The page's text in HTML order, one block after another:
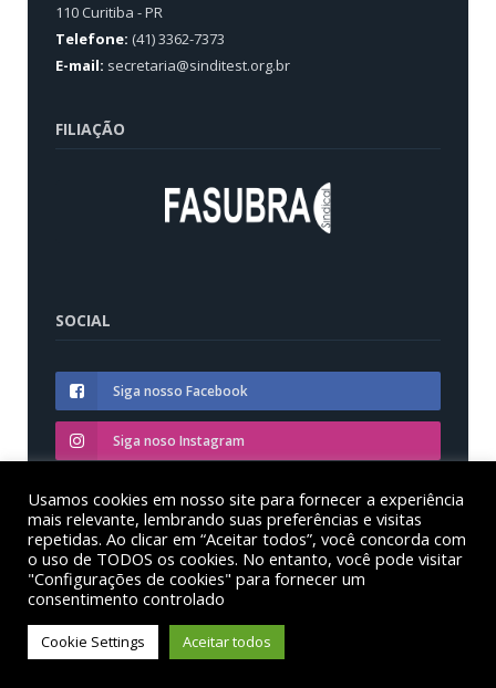
110 Curitiba - PR
Telefone: (41) 3362-7373
E-mail: secretaria@sinditest.org.br
FILIAÇÃO
SOCIAL
Siga nosso Facebook
Siga noso Instagram
Siga nosso YouTube
© Sinditest – Sindicato dos trabalhadores em educação
das instituições federais de ensino superior no estado
do Paraná
Usamos cookies em nosso site para fornecer a experiência
mais relevante, lembrando suas preferências e visitas
repetidas. Ao clicar em “Aceitar todos”, você concorda com
o uso de TODOS os cookies. No entanto, você pode visitar
"Configurações de cookies" para fornecer um
consentimento controlado
Cookie Settings Aceitar todos